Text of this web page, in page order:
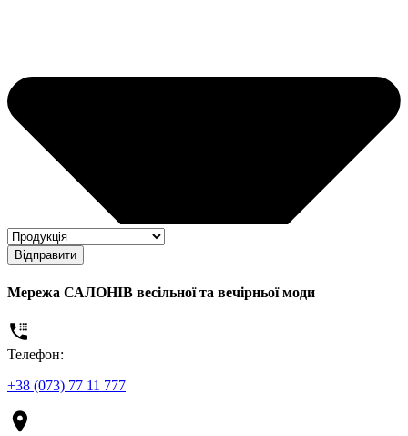
Відправити
Мережа САЛОНІВ весільної та вечірньої моди
Телефон:
+38 (073) 77 11 777